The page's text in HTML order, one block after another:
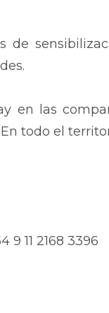
de
en las
todo el
9 11 2168 3396